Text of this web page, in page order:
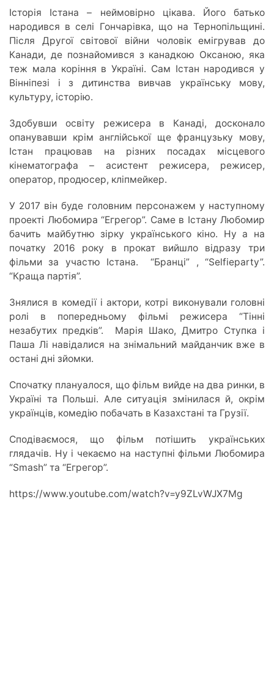
Історія Істана – неймовірно цікава. Його батько
народився в селі Гончарівка, що на Тернопільщині.
Після Другої світової війни чоловік емігрував до
Канади, де познайомився з канадкою Оксаною, яка
теж мала коріння в Україні. Сам Істан народився у
Вінніпезі і з дитинства вивчав українську мову,
культуру, історію.
Здобувши освіту режисера в Канаді, досконало
опанувавши крім англійської ще французьку мову,
Істан працював на різних посадах місцевого
кінематографа – асистент режисера, режисер,
оператор, продюсер, кліпмейкер.
У 2017 він буде головним персонажем у наступному
проекті Любомира “Егрегор”. Саме в Істану Любомир
бачить майбутню зірку українського кіно. Ну а на
початку 2016 року в прокат вийшло відразу три
фільми за участю Істана. “Бранці” , “Selfieparty”.
“Краща партія”.
Знялися в комедії і актори, котрі виконували головні
ролі в попередньому фільмі режисера “Тінні
незабутих предків”. Марія Шако, Дмитро Ступка і
Паша Лі навідалися на знімальний майданчик вже в
остані дні зйомки.
Спочатку плануалося, що фільм вийде на два ринки, в
Україні та Польші. Але ситуація змінилася й, окрім
українців, комедію побачать в Казахстані та Грузії.
Сподіваємося, що фільм потішить українських
глядачів. Ну і чекаємо на наступні фільми Любомира
“Smash” та “Егрегор”.
https://www.youtube.com/watch?v=y9ZLvWJX7Mg